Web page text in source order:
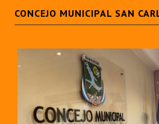
CONCEJO MUNICIPAL SAN